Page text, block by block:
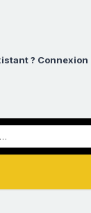
? Connexion